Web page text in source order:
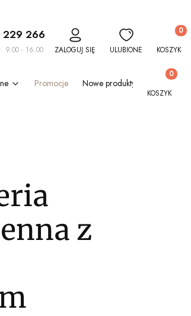
229 266
9.00 - 16.00 ZALOGUJ SIĘ ULUBIONE KOSZYK
Promocje Nowe produkty
Produkty
KOSZYK
z